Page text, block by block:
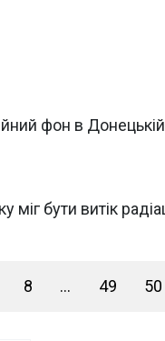
фон в
бути витік
8 ... 49 50